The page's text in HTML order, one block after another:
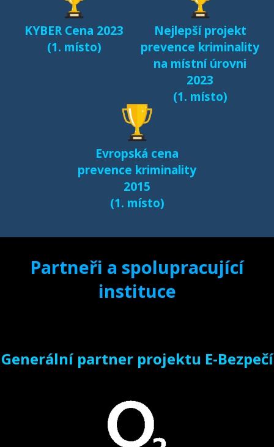
Fenomén Minecraft v
českém prostředí
Další výsledky jsou k
samostatné stránce
e-bezpeci.cz/vyzkum.
KYBER Cena 2023
(1. místo)
Nejlepší projekt
prevence kriminality
na místní úrovni
2023
(1. místo)
Evropská cena
prevence kriminality
2015
(1. místo)
Partneři a spolupracující
instituce
Generální partner projektu E-Bezpečí